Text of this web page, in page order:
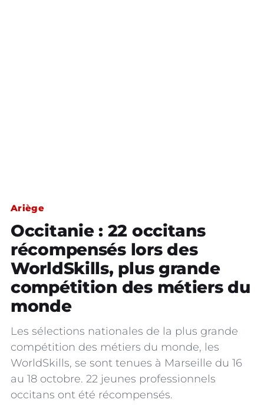
Ariège
Occitanie : 22 occitans
récompensés lors des
WorldSkills, plus grande
compétition des métiers du
monde
Les sélections nationales de la plus grande
compétition des métiers du monde, les
WorldSkills, se sont tenues à Marseille du 16
au 18 octobre. 22 jeunes professionnels
occitans ont été récompensés.